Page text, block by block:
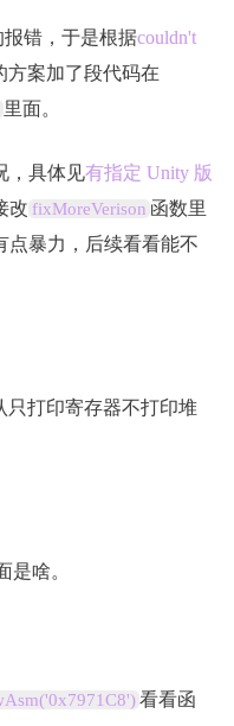
报错，于是根据couldn't
方案加了段代码在
里面。
，具体见有指定 Unity 版
改 fixMoreVerison 函数里
点暴力，后续看看能不
只打印寄存器不打印堆
是啥。
看看函